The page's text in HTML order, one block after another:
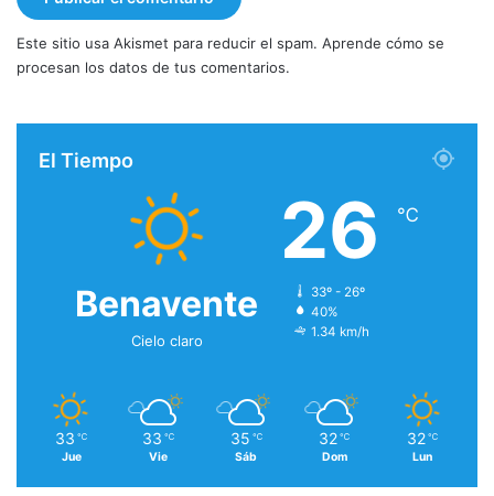
Este sitio usa Akismet para reducir el spam. Aprende cómo se
procesan los datos de tus comentarios.
El Tiempo
Benavente
Cielo claro
26 ℃
33º - 26º
40%
1.34 km/h
33 ℃
Jue
33 ℃
Vie
35 ℃
Sáb
32 ℃
Dom
32 ℃
Lun